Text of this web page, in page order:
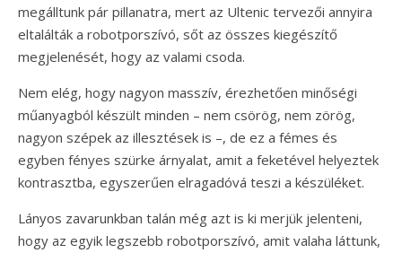
megálltunk pár pillanatra, mert az Ultenic tervezői annyira
eltalálták a robotporszívó, sőt az összes kiegészítő
megjelenését, hogy az valami csoda.
Nem elég, hogy nagyon masszív, érezhetően minőségi
műanyagból készült minden – nem csörög, nem zörög,
nagyon szépek az illesztések is –, de ez a fémes és
egyben fényes szürke árnyalat, amit a feketével helyeztek
kontrasztba, egyszerűen elragadóvá teszi a készüléket.
Lányos zavarunkban talán még azt is ki merjük jelenteni,
hogy az egyik legszebb robotporszívó, amit valaha láttunk,